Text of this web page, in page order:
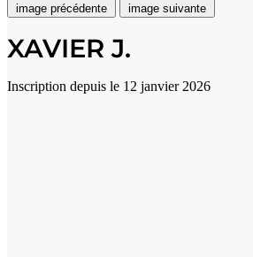
image précédente image suivante
XAVIER J.
Inscription depuis le 12 janvier 2026